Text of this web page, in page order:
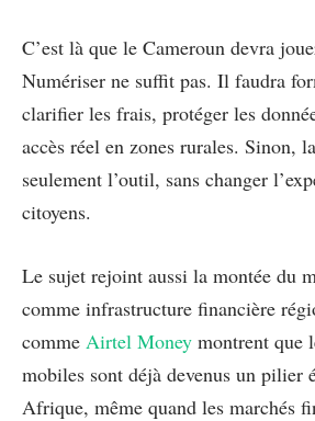
C’est là que le Cameroun devra
Numériser ne suffit pas. Il faudra
clarifier les frais, protéger les
accès réel en zones rurales. Sinon,
seulement l’outil, sans changer
citoyens.
Le sujet rejoint aussi la montée du
comme infrastructure financière
comme Airtel Money montrent que
mobiles sont déjà devenus un pilier
Afrique, même quand les marchés